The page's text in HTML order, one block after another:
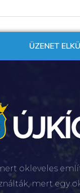
okleveles
mert egy